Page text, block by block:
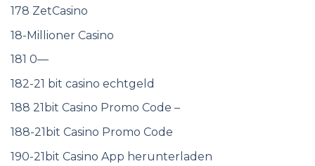
178 ZetCasino
18-Millioner Casino
181 0—
182-21 bit casino echtgeld
188 21bit Casino Promo Code –
188-21bit Casino Promo Code
190-21bit Casino App herunterladen